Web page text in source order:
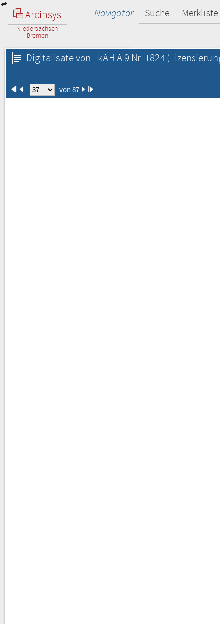
Arcinsys
Niedersachsen
Bremen
Navigator Suche Merkliste
Digitalisate von LkAH A 9 Nr. 1824
von 87